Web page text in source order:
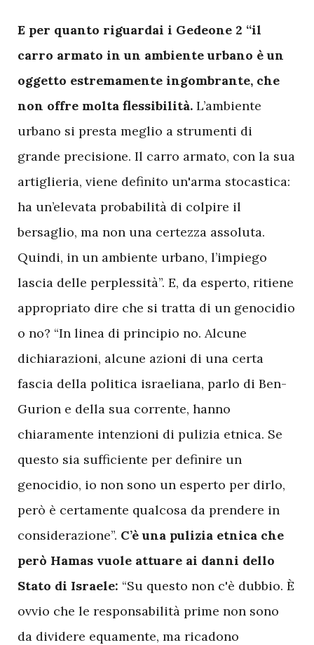
E per quanto riguardai i Gedeone 2 “il
carro armato in un ambiente urbano è un
oggetto estremamente ingombrante, che
non offre molta flessibilità. L’ambiente
urbano si presta meglio a strumenti di
grande precisione. Il carro armato, con la sua
artiglieria, viene definito un'arma stocastica:
ha un’elevata probabilità di colpire il
bersaglio, ma non una certezza assoluta.
Quindi, in un ambiente urbano, l’impiego
lascia delle perplessità”. E, da esperto, ritiene
appropriato dire che si tratta di un genocidio
o no? “In linea di principio no. Alcune
dichiarazioni, alcune azioni di una certa
fascia della politica israeliana, parlo di Ben-
Gurion e della sua corrente, hanno
chiaramente intenzioni di pulizia etnica. Se
questo sia sufficiente per definire un
genocidio, io non sono un esperto per dirlo,
però è certamente qualcosa da prendere in
considerazione”. C’è una pulizia etnica che
però Hamas vuole attuare ai danni dello
Stato di Israele: “Su questo non c'è dubbio. È
ovvio che le responsabilità prime non sono
da dividere equamente, ma ricadono